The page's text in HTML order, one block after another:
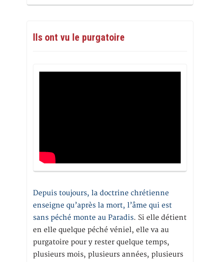
Ils ont vu le purgatoire
Depuis toujours, la doctrine chrétienne
enseigne qu’après la mort, l’âme qui est
sans péché monte au Paradis. Si elle détient
en elle quelque péché véniel, elle va au
purgatoire pour y rester quelque temps,
plusieurs mois, plusieurs années, plusieurs